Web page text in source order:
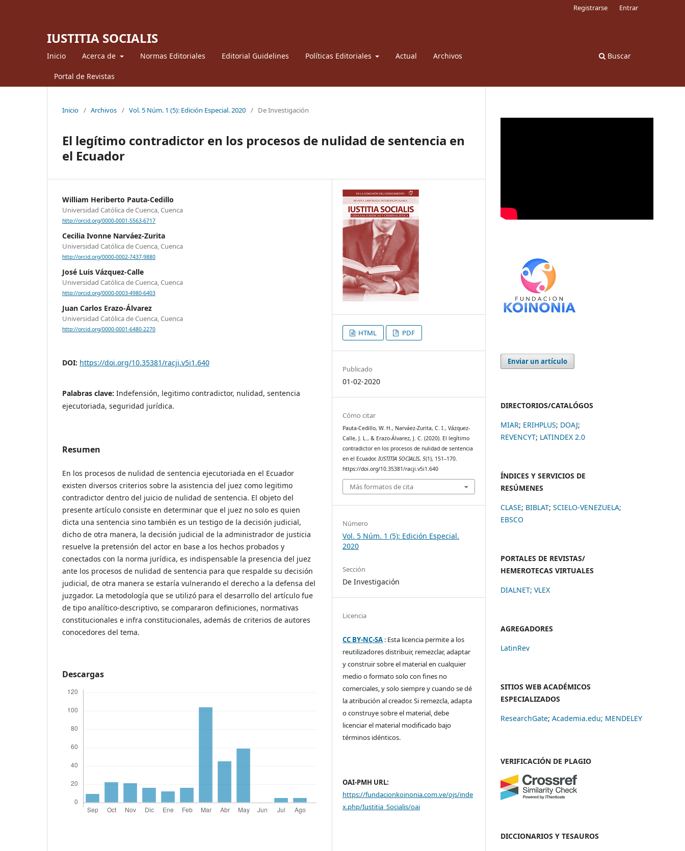
IUSTITIA SOCIALIS
Inicio Acerca de Normas Editoriales Editorial Guidelines Políticas Editoriales Actual Archivos
Portal de Revistas
Buscar
Registrarse Entrar
Inicio / Archivos / Vol. 5 Núm. 1 (5): Edición Especial. 2020 / De Investigación
El legítimo contradictor en los procesos de nulidad de sentencia en
el Ecuador
William Heriberto Pauta-Cedillo
Universidad Católica de Cuenca, Cuenca
http://orcid.org/0000-0001-5563-6717
Cecilia Ivonne Narváez-Zurita
Universidad Católica de Cuenca, Cuenca
http://orcid.org/0000-0002-7437-9880
José Luis Vázquez-Calle
Universidad Católica de Cuenca, Cuenca
http://orcid.org/0000-0003-4980-6403
Juan Carlos Erazo-Álvarez
Universidad Católica de Cuenca, Cuenca
http://orcid.org/0000-0001-6480-2270
DOI: https://doi.org/10.35381/racji.v5i1.640
Palabras clave: Indefensión, legitimo contradictor, nulidad, sentencia
ejecutoriada, seguridad jurídica.
Resumen
En los procesos de nulidad de sentencia ejecutoriada en el Ecuador
existen diversos criterios sobre la asistencia del juez como legitimo
contradictor dentro del juicio de nulidad de sentencia. El objeto del
presente artículo consiste en determinar que el juez no solo es quien
dicta una sentencia sino también es un testigo de la decisión judicial,
dicho de otra manera, la decisión judicial de la administrador de justicia
resuelve la pretensión del actor en base a los hechos probados y
conectados con la norma jurídica, es indispensable la presencia del juez
ante los procesos de nulidad de sentencia para que respalde su decisión
judicial, de otra manera se estaría vulnerando el derecho a la defensa del
juzgador. La metodología que se utilizó para el desarrollo del artículo fue
de tipo analítico-descriptivo, se compararon definiciones, normativas
constitucionales e infra constitucionales, además de criterios de autores
conocedores del tema.
Descargas
HTML PDF
Publicado
01-02-2020
Cómo citar
Pauta-Cedillo, W. H., Narváez-Zurita, C. I., Vázquez-
Calle, J. L., & Erazo-Álvarez, J. C. (2020). El legítimo
contradictor en los procesos de nulidad de sentencia
en el Ecuador.IUSTITIA SOCIALIS,5(1), 151–170.
https://doi.org/10.35381/racji.v5i1.640
Más formatos de cita
Número
Vol. 5 Núm. 1 (5): Edición Especial.
2020
Sección
De Investigación
Licencia
CC BY-NC-SA : Esta licencia permite a los
reutilizadores distribuir, remezclar, adaptar
y construir sobre el material en cualquier
medio o formato solo con fines no
comerciales, y solo siempre y cuando se dé
la atribución al creador. Si remezcla, adapta
o construye sobre el material, debe
licenciar el material modificado bajo
términos idénticos.
OAI-PMH URL:
https://fundacionkoinonia.com.ve/ojs/inde
x.php/Iustitia_Socialis/oai
Enviar un artículo
DIRECTORIOS/CATALÓGOS
MIAR; ERIHPLUS; DOAJ;
REVENCYT; LATINDEX 2.0
ÍNDICES Y SERVICIOS DE
RESÚMENES
CLASE; BIBLAT; SCIELO-VENEZUELA;
EBSCO
PORTALES DE REVISTAS/
HEMEROTECAS VIRTUALES
DIALNET; VLEX
AGREGADORES
LatinRev
SITIOS WEB ACADÉMICOS
ESPECIALIZADOS
ResearchGate; Academia.edu; MENDELEY
VERIFICACIÓN DE PLAGIO
DICCIONARIOS Y TESAUROS